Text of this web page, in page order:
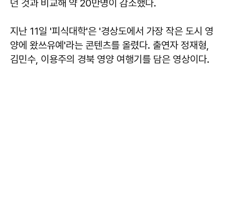
던 것과 비교해 약 20만명이 감소했다.
지난 11일 '피식대학'은 '경상도에서 가장 작은 도시 영
양에 왔쓰유예'라는 콘텐츠를 올렸다. 출연자 정재형,
김민수, 이용주의 경북 영양 여행기를 담은 영상이다.